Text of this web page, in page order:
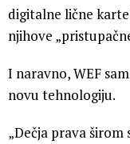
digitalne lične
njihove
I naravno, WEF
novu tehnologiju.
„Dečja prava širom